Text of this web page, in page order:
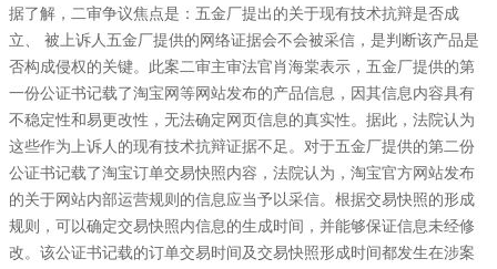
据了解，二审争议焦点是：五金厂提出的关于现有技术抗辩是否成
立、 被上诉人五金厂提供的网络证据会不会被采信，是判断该产品是
否构成侵权的关键。此案二审主审法官肖海棠表示，五金厂提供的第
一份公证书记载了淘宝网等网站发布的产品信息，因其信息内容具有
不稳定性和易更改性，无法确定网页信息的真实性。据此，法院认为
这些作为上诉人的现有技术抗辩证据不足。对于五金厂提供的第二份
公证书记载了淘宝订单交易快照内容，法院认为，淘宝官方网站发布
的关于网站内部运营规则的信息应当予以采信。根据交易快照的形成
规则，可以确定交易快照内信息的生成时间，并能够保证信息未经修
改。该公证书记载的订单交易时间及交易快照形成时间都发生在涉案